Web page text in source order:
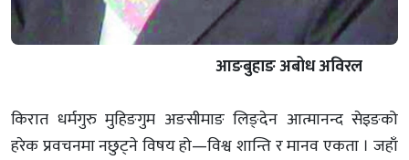
आङबुहाङ अबोध अविरल
किरात धर्मगुरु मुहिङगुम अङसीमाङ लिङ्देन आत्मानन्द सेइङको
हरेक प्रवचनमा नछुट्ने विषय हो—विश्व शान्ति र मानव एकता । जहाँ